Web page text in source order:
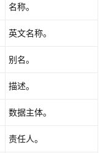
名称。
英文名称。
别名。
描述。
数据主体。
责任人。